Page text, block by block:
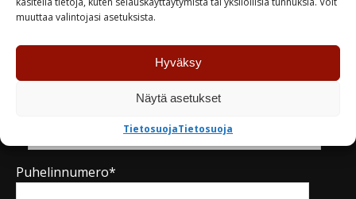
muuttaa valintojasi asetuksista.
Hyväksy
Näytä asetukset
TietosuojaTietosuoja
Nimi*
Puhelinnumero*